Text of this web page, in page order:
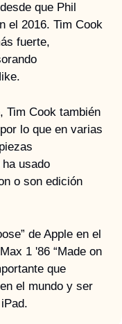
que Phil
el 2016. Tim Cook
fuerte,
Tim Cook también
lo que en varias
usado
o son edición
de Apple en el
1 '86 “Made on
que
el mundo y ser